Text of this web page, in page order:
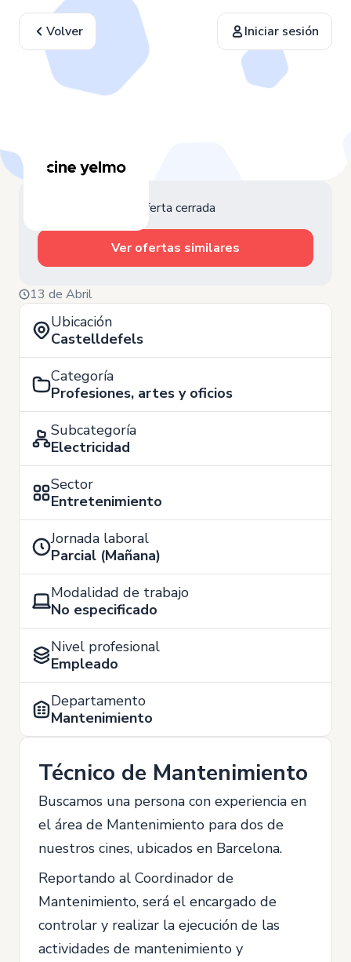
Volver Iniciar sesión
Oferta cerrada
Ver ofertas similares
13 de Abril
Ubicación
Castelldefels
Categoría
Profesiones, artes y oficios
Subcategoría
Electricidad
Sector
Entretenimiento
Jornada laboral
Parcial (Mañana)
Modalidad de trabajo
No especificado
Nivel profesional
Empleado
Departamento
Mantenimiento
Técnico de Mantenimiento
Buscamos una persona con experiencia en
el área de Mantenimiento para dos de
nuestros cines, ubicados en Barcelona.
Reportando al Coordinador de
Mantenimiento, será el encargado de
controlar y realizar la ejecución de las
actividades de mantenimiento y